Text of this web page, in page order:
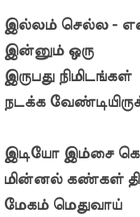
இல்லம் செல்ல -
இன்னும் ஒரு
இருபது நிமிடங்கள்
நடக்க
இடியோ இம்சை
மின்னல் கண்கள்
மேகம் மெதுவாய்